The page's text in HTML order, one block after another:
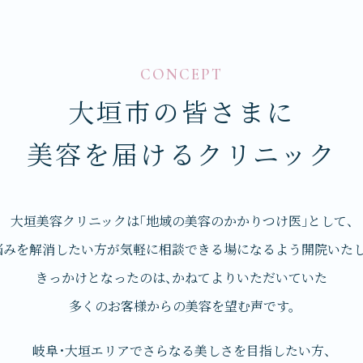
CONCEPT
大垣市の皆さまに
美容を届けるクリニック
大垣美容クリニックは「地域の美容のかかりつけ医」として、
を解消したい方が気軽に相談できる場になるよう開院いた
きっかけとなったのは、かねてよりいただいていた
多くのお客様からの美容を望む声です。
岐阜・大垣エリアでさらなる美しさを目指したい方、